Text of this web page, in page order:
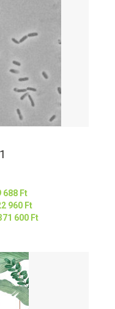
688 Ft
960 Ft
600 Ft